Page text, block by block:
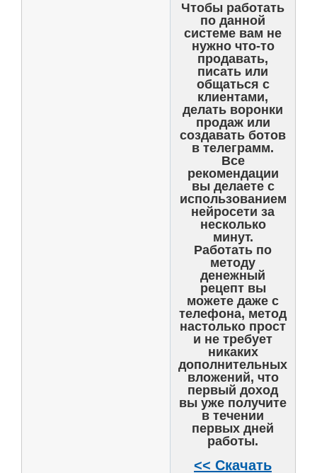
Чтобы работать
по данной
системе вам не
нужно что-то
продавать,
писать или
общаться с
клиентами,
делать воронки
продаж или
создавать ботов
в телеграмм.
Все
рекомендации
вы делаете с
использованием
нейросети за
несколько
минут.
Работать по
методу
денежный
рецепт вы
можете даже с
телефона, метод
настолько прост
и не требует
никаких
дополнительных
вложений, что
первый доход
вы уже получите
в течении
первых дней
работы.
<< Скачать